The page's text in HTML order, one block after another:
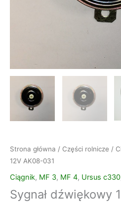
Strona główna / Części rolnicze /
12V AK08-031
Ciągnik, MF 3, MF 4, Ursus c330
Sygnał dźwiękowy